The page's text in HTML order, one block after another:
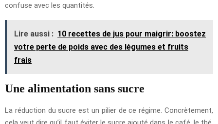
confuse avec les quantités.
Lire aussi : 10 recettes de jus pour maigrir: boostez
votre perte de poids avec des légumes et fruits
frais
Une alimentation sans sucre
La réduction du sucre est un pilier de ce régime. Concrètement,